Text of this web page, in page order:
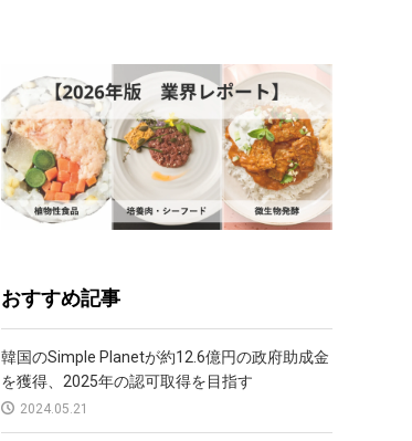
おすすめ記事
韓国のSimple Planetが約12.6億円の政府助成金
を獲得、2025年の認可取得を目指す
2024.05.21